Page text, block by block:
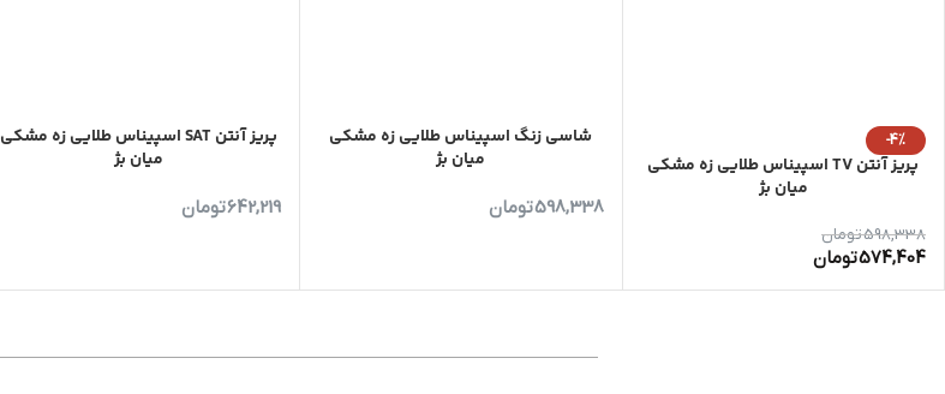
-4%
پریز آنتن TV اسپیناس طلایی زه مشکی
میان بژ